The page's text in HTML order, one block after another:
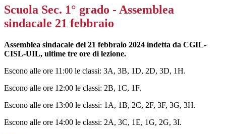
Scuola Sec. 1° grado - Assemblea
sindacale 21 febbraio
Assemblea sindacale del 21 febbraio 2024 indetta da CGIL-
CISL-UIL, ultime tre ore di lezione.
Escono alle ore 11:00 le classi: 3A, 3B, 1D, 2D, 3D, 1H.
Escono alle ore 12:00 le classi: 2B, 1C, 1F.
Escono alle ore 13:00 le classi: 1A, 1B, 2C, 2F, 3F, 3G, 3H.
Escono alle ore 14:00 le classi: 2A, 3C, 1E, 1G, 2G, 3I.